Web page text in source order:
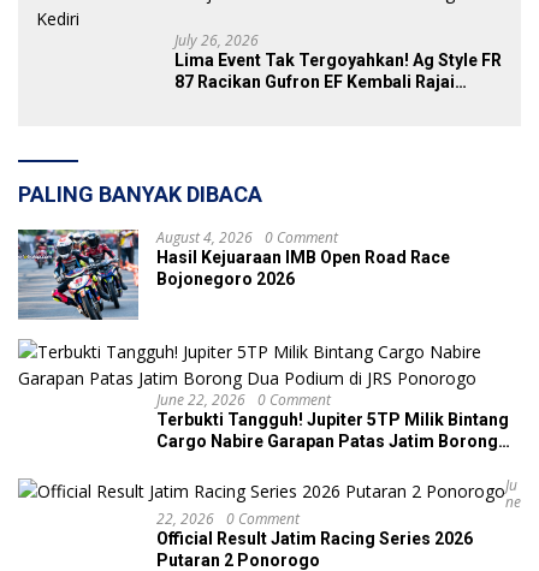
July 26, 2026
Lima Event Tak Tergoyahkan! Ag Style FR
87 Racikan Gufron EF Kembali Rajai
PALING BANYAK DIBACA
August 4, 2026 0 Comment
Hasil Kejuaraan IMB Open Road Race
Bojonegoro 2026
June 22, 2026 0 Comment
Terbukti Tangguh! Jupiter 5TP Milik Bintang
Cargo Nabire Garapan Patas Jatim Borong
Ju
Ne
22, 2026 0 Comment
Official Result Jatim Racing Series 2026
Putaran 2 Ponorogo